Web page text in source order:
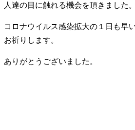
人達の目に触れる機会を頂きました。
コロナウイルス感染拡大の１日も早
お祈りします。
ありがとうございました。